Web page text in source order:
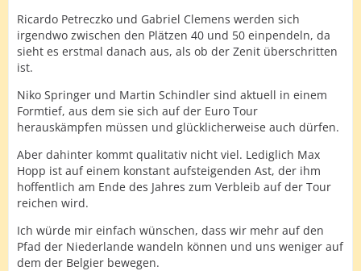
Ricardo Petreczko und Gabriel Clemens werden sich
irgendwo zwischen den Plätzen 40 und 50 einpendeln, da
sieht es erstmal danach aus, als ob der Zenit überschritten
ist.
Niko Springer und Martin Schindler sind aktuell in einem
Formtief, aus dem sie sich auf der Euro Tour
herauskämpfen müssen und glücklicherweise auch dürfen.
Aber dahinter kommt qualitativ nicht viel. Lediglich Max
Hopp ist auf einem konstant aufsteigenden Ast, der ihm
hoffentlich am Ende des Jahres zum Verbleib auf der Tour
reichen wird.
Ich würde mir einfach wünschen, dass wir mehr auf den
Pfad der Niederlande wandeln können und uns weniger auf
dem der Belgier bewegen.